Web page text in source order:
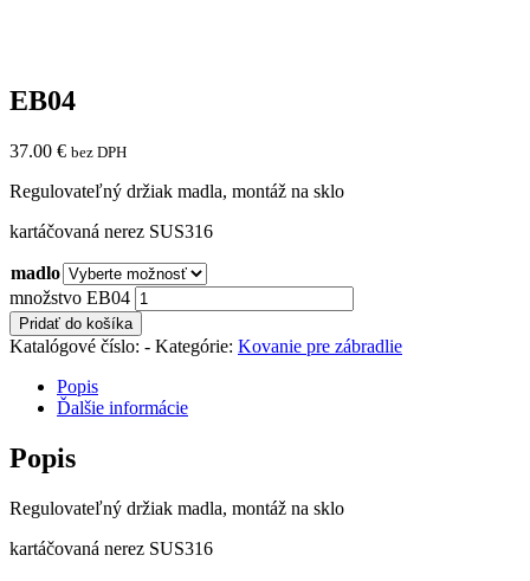
EB04
37.00 € bez DPH
Regulovateľný držiak madla, montáž na sklo
kartáčovaná nerez SUS316
madlo
množstvo EB04
Pridať do košíka
Katalógové číslo: - Kategórie: Kovanie pre zábradlie
Popis
Ďalšie informácie
Popis
Regulovateľný držiak madla, montáž na sklo
kartáčovaná nerez SUS316